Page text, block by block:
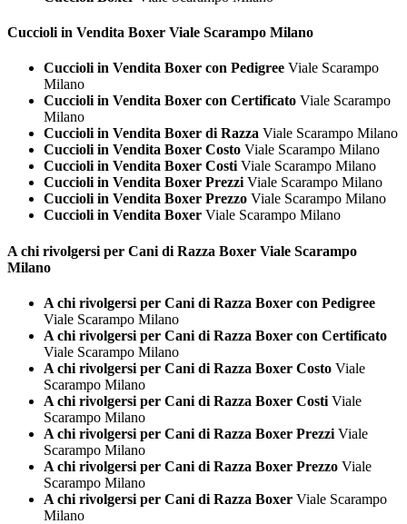
Cuccioli in Vendita Boxer Viale Scarampo Milano
Cuccioli in Vendita Boxer con Pedigree Viale Scarampo
Milano
Cuccioli in Vendita Boxer con Certificato Viale Scarampo
Milano
Cuccioli in Vendita Boxer di Razza Viale Scarampo Milano
Cuccioli in Vendita Boxer Costo Viale Scarampo Milano
Cuccioli in Vendita Boxer Costi Viale Scarampo Milano
Cuccioli in Vendita Boxer Prezzi Viale Scarampo Milano
Cuccioli in Vendita Boxer Prezzo Viale Scarampo Milano
Cuccioli in Vendita Boxer Viale Scarampo Milano
A chi rivolgersi per Cani di Razza Boxer Viale Scarampo
Milano
A chi rivolgersi per Cani di Razza Boxer con Pedigree
Viale Scarampo Milano
A chi rivolgersi per Cani di Razza Boxer con Certificato
Viale Scarampo Milano
A chi rivolgersi per Cani di Razza Boxer Costo Viale
Scarampo Milano
A chi rivolgersi per Cani di Razza Boxer Costi Viale
Scarampo Milano
A chi rivolgersi per Cani di Razza Boxer Prezzi Viale
Scarampo Milano
A chi rivolgersi per Cani di Razza Boxer Prezzo Viale
Scarampo Milano
A chi rivolgersi per Cani di Razza Boxer Viale Scarampo
Milano